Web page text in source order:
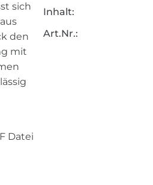
sich
den
mit
Datei
Inhalt:
Art.Nr.: